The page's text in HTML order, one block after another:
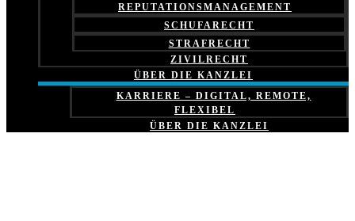
REPUTATIONSMANAGEMENT
SCHUFARECHT
STRAFRECHT
ZIVILRECHT
ÜBER DIE KANZLEI
KARRIERE – DIGITAL, REMOTE,
FLEXIBEL
ÜBER DIE KANZLEI